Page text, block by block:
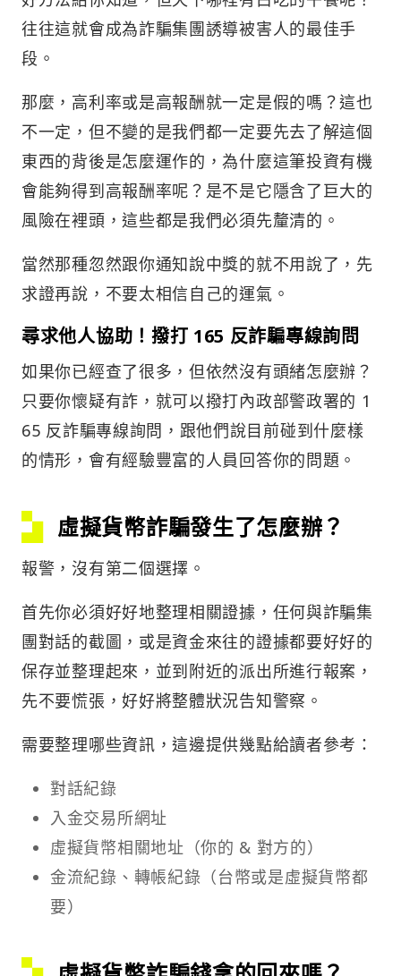
往往這就會成為詐騙集團誘導被害人的最佳手
段。
那麼，高利率或是高報酬就一定是假的嗎？這也
不一定，但不變的是我們都一定要先去了解這個
東西的背後是怎麼運作的，為什麼這筆投資有機
會能夠得到高報酬率呢？是不是它隱含了巨大的
風險在裡頭，這些都是我們必須先釐清的。
當然那種忽然跟你通知說中獎的就不用說了，先
求證再說，不要太相信自己的運氣。
尋求他人協助！撥打 165 反詐騙專線詢問
如果你已經查了很多，但依然沒有頭緒怎麼辦？
只要你懷疑有詐，就可以撥打內政部警政署的 1
65 反詐騙專線詢問，跟他們說目前碰到什麼樣
的情形，會有經驗豐富的人員回答你的問題。
虛擬貨幣詐騙發生了怎麼辦？
報警，沒有第二個選擇。
首先你必須好好地整理相關證據，任何與詐騙集
團對話的截圖，或是資金來往的證據都要好好的
保存並整理起來，並到附近的派出所進行報案，
先不要慌張，好好將整體狀況告知警察。
需要整理哪些資訊，這邊提供幾點給讀者參考：
對話紀錄
入金交易所網址
虛擬貨幣相關地址（你的 & 對方的）
金流紀錄、轉帳紀錄（台幣或是虛擬貨幣都
要）